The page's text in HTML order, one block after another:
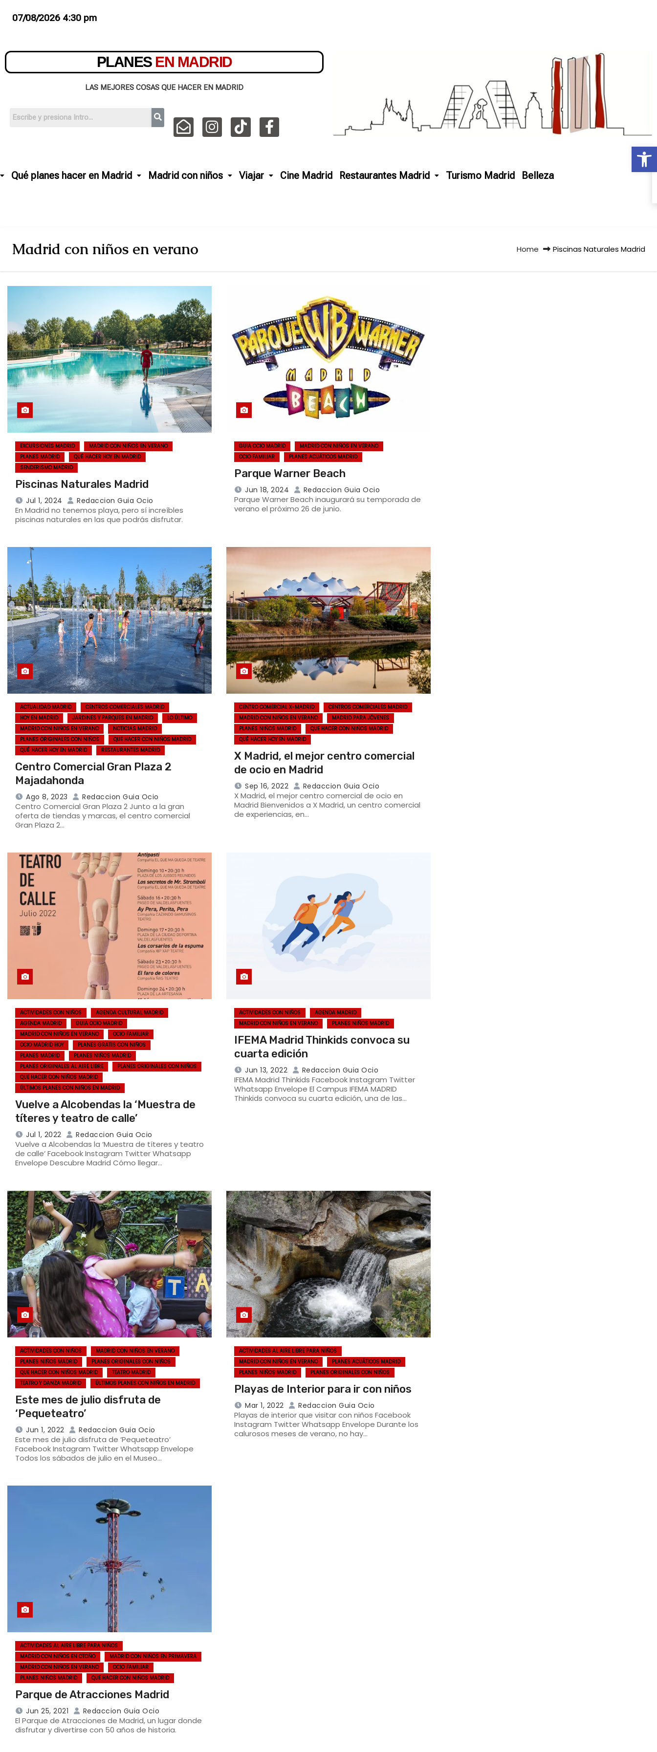
07/08/2026 4:30 pm
PLANES EN MADRID
LAS MEJORES COSAS QUE HACER EN MADRID
Qué planes hacer en Madrid Madrid con niños Viajar Cine Madrid Restaurantes Madrid Turismo Madrid Belleza
Madrid con niños en verano Home Piscinas Naturales Madrid
EXCURSIONES MADRID
MADRID CON NIÑOS EN VERANO
PLANES MADRID
QUÉ HACER HOY EN MADRID
SENDERISMO MADRID
Piscinas Naturales Madrid
Jul 1, 2024 Redaccion Guia Ocio
En Madrid no tenemos playa, pero sí increíbles
piscinas naturales en las que podrás disfrutar.
GUIA OCIO MADRID
MADRID CON NIÑOS EN VERANO
OCIO FAMILIAR
PLANES ACUÁTICOS MADRID
Parque Warner Beach
Jun 18, 2024 Redaccion Guia Ocio
Parque Warner Beach inaugurará su temporada de
verano el próximo 26 de junio.
ACTUALIDAD MADRID
CENTROS COMERCIALES MADRID
HOY EN MADRID
JARDINES Y PARQUES EN MADRID
LO ÚLTIMO
MADRID CON NIÑOS EN VERANO
NOTICIAS MADRID
PLANES ORIGINALES CON NIÑOS
QUE HACER CON NIÑOS MADRID
QUÉ HACER HOY EN MADRID
RESTAURANTES MADRID
Centro Comercial Gran Plaza 2
Majadahonda
Ago 8, 2023 Redaccion Guia Ocio
Centro Comercial Gran Plaza 2 Junto a la gran
oferta de tiendas y marcas, el centro comercial
Gran Plaza 2…
CENTRO COMERCIAL X-MADRID
CENTROS COMERCIALES MADRID
MADRID CON NIÑOS EN VERANO
MADRID PARA JÓVENES
PLANES NIÑOS MADRID
QUE HACER CON NIÑOS MADRID
QUÉ HACER HOY EN MADRID
X Madrid, el mejor centro comercial
de ocio en Madrid
Sep 16, 2022 Redaccion Guia Ocio
X Madrid, el mejor centro comercial de ocio en
Madrid Bienvenidos a X Madrid, un centro comercial
de experiencias, en…
ACTIVIDADES CON NIÑOS
AGENDA CULTURAL MADRID
AGENDA MADRID
GUIA OCIO MADRID
MADRID CON NIÑOS EN VERANO
OCIO FAMILIAR
OCIO MADRID HOY
PLANES GRATIS CON NIÑOS
PLANES MADRID
PLANES NIÑOS MADRID
PLANES ORIGINALES AL AIRE LIBRE
PLANES ORIGINALES CON NIÑOS
QUE HACER CON NIÑOS MADRID
ÚLTIMOS PLANES CON NIÑOS EN MADRID
Vuelve a Alcobendas la ‘Muestra de
títeres y teatro de calle’
Jul 1, 2022 Redaccion Guia Ocio
Vuelve a Alcobendas la ‘Muestra de títeres y teatro
de calle’ Facebook Instagram Twitter Whatsapp
Envelope Descubre Madrid Cómo llegar…
ACTIVIDADES CON NIÑOS
AGENDA MADRID
MADRID CON NIÑOS EN VERANO
PLANES NIÑOS MADRID
IFEMA Madrid Thinkids convoca su
cuarta edición
Jun 13, 2022 Redaccion Guia Ocio
IFEMA Madrid Thinkids Facebook Instagram Twitter
Whatsapp Envelope El Campus IFEMA MADRID
Thinkids convoca su cuarta edición, una de las…
ACTIVIDADES CON NIÑOS
MADRID CON NIÑOS EN VERANO
PLANES NIÑOS MADRID
PLANES ORIGINALES CON NIÑOS
QUE HACER CON NIÑOS MADRID
TEATRO MADRID
TEATRO Y DANZA MADRID
ÚLTIMOS PLANES CON NIÑOS EN MADRID
Este mes de julio disfruta de
‘Pequeteatro’
Jun 1, 2022 Redaccion Guia Ocio
Este mes de julio disfruta de ‘Pequeteatro’
Facebook Instagram Twitter Whatsapp Envelope
Todos los sábados de julio en el Museo…
ACTIVIDADES AL AIRE LIBRE PARA NIÑOS
MADRID CON NIÑOS EN VERANO
PLANES ACUÁTICOS MADRID
PLANES NIÑOS MADRID
PLANES ORIGINALES CON NIÑOS
Playas de Interior para ir con niños
Mar 1, 2022 Redaccion Guia Ocio
Playas de interior que visitar con niños Facebook
Instagram Twitter Whatsapp Envelope Durante los
calurosos meses de verano, no hay…
ACTIVIDADES AL AIRE LIBRE PARA NIÑOS
MADRID CON NIÑOS EN OTOÑO
MADRID CON NIÑOS EN PRIMAVERA
MADRID CON NIÑOS EN VERANO
OCIO FAMILIAR
PLANES NIÑOS MADRID
QUE HACER CON NIÑOS MADRID
Parque de Atracciones Madrid
Jun 25, 2021 Redaccion Guia Ocio
El Parque de Atracciones de Madrid, un lugar donde
disfrutar y divertirse con 50 años de historia.